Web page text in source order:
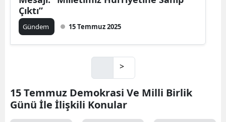
Çıktı”
Gündem 15 Temmuz 2025
>
15 Temmuz Demokrasi Ve Milli Birlik
Günü İle İlişkili Konular